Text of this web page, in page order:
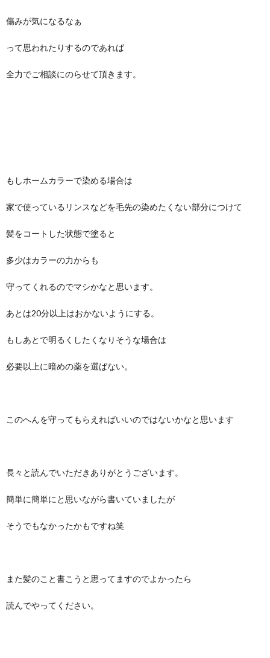
傷みが気になるなぁ
って思われたりするのであれば
全力でご相談にのらせて頂きます。
もしホームカラーで染める場合は
家で使っているリンスなどを毛先の染めたくない部分につけて
髪をコートした状態で塗ると
多少はカラーの力からも
守ってくれるのでマシかなと思います。
あとは20分以上はおかないようにする。
もしあとで明るくしたくなりそうな場合は
必要以上に暗めの薬を選ばない。
このへんを守ってもらえればいいのではないかなと思います
長々と読んでいただきありがとうございます。
簡単に簡単にと思いながら書いていましたが
そうでもなかったかもですね笑
また髪のこと書こうと思ってますのでよかったら
読んでやってください。